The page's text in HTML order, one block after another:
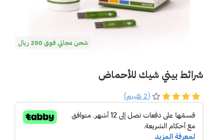
شحن مجاني فوق 250 ريال
شرائط بيني شيك للأحماض
(2 تقييم)